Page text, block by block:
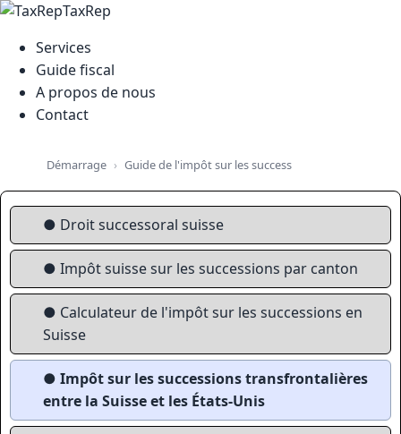
TaxRep
Services
Guide fiscal
A propos de nous
Contact
Démarrage Guide de l'impôt sur les successions, la fortune et
● Droit successoral suisse
● Impôt suisse sur les successions par canton
● Calculateur de l'impôt sur les successions en
Suisse
● Impôt sur les successions transfrontalières
entre la Suisse et les États-Unis